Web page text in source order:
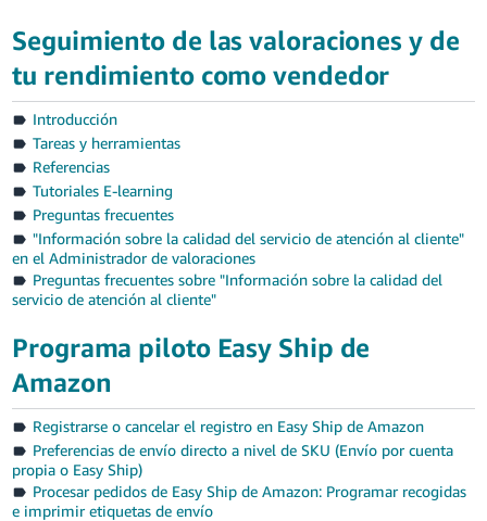
VN
Seguimiento de las valoraciones y de
tu rendimiento como vendedor
Introducción
Tareas y herramientas
Referencias
Tutoriales E-learning
Preguntas frecuentes
"Información sobre la calidad del servicio de atención al cliente"
en el Administrador de valoraciones
Preguntas frecuentes sobre "Información sobre la calidad del
servicio de atención al cliente"
Programa piloto Easy Ship de
Amazon
Registrarse o cancelar el registro en Easy Ship de Amazon
Preferencias de envío directo a nivel de SKU (Envío por cuenta
propia o Easy Ship)
Procesar pedidos de Easy Ship de Amazon: Programar recogidas
e imprimir etiquetas de envío